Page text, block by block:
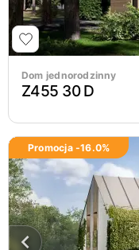
Dom jednorodzinny
Z455 30 D
Promocja -16.0%